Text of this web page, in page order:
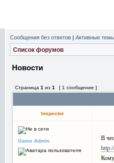
Сообщения без ответов | Активные
Список форумов
Новости
Страница 1 из 1 [ 1 сообщение ]
Inspector
Game Admin
В
Кому